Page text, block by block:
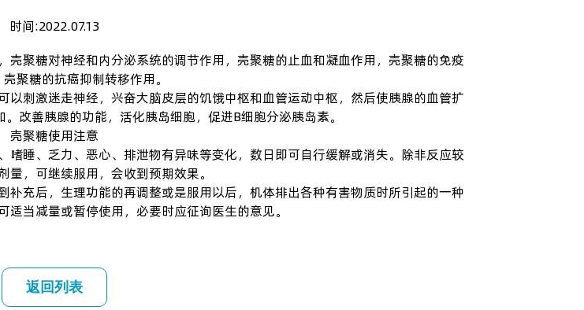
时间:2022.07.13
聚糖对神经和内分泌系统的调节作用，壳聚糖的止血和凝血作用，壳聚糖的免疫
壳聚糖的抗癌抑制转移作用。
刺激迷走神经，兴奋大脑皮层的饥饿中枢和血管运动中枢，然后使胰腺的血管扩
改善胰腺的功能，活化胰岛细胞，促进Β细胞分泌胰岛素。
壳聚糖使用注意
睡、乏力、恶心、排泄物有异味等变化，数日即可自行缓解或消失。除非反应较
量，可继续服用，会收到预期效果。
充后，生理功能的再调整或是服用以后，机体排出各种有害物质时所引起的一种
适当减量或暂停使用，必要时应征询医生的意见。
返回列表